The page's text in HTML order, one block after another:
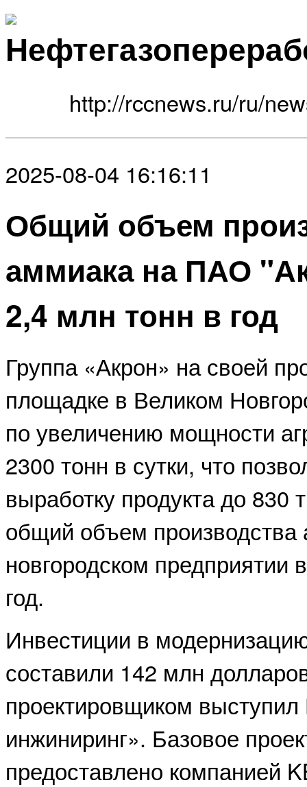
http://rccnews.ru/ru/
2025-08-04 16:16:11
Общий объем
аммиака на ПАО
2,4 млн тонн в год
Группа «Акрон» на своей
площадке в Великом
по увеличению мощности
2300 тонн в сутки, что
выработку продукта до 830
общий объем производства
новгородском
год.
Инвестиции в
составили 142 млн
проектировщиком
инжиниринг». Базовое
предоставлено компанией